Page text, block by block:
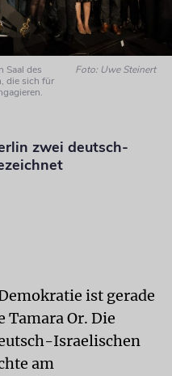
Saal des
die sich für
Foto: Uwe Steinert
zwei deutsch-
ist gerade
Tamara Or. Die
Israelischen
am